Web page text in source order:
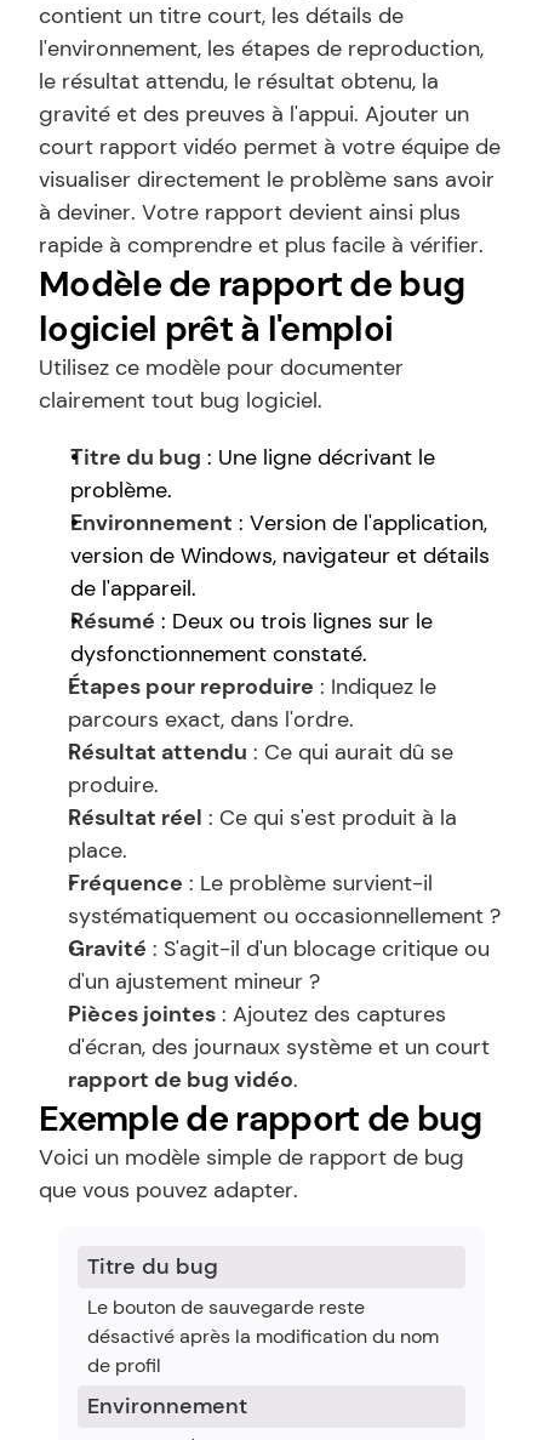
contient un titre court, les détails de
l'environnement, les étapes de reproduction,
le résultat attendu, le résultat obtenu, la
gravité et des preuves à l'appui. Ajouter un
court rapport vidéo permet à votre équipe de
visualiser directement le problème sans avoir
à deviner. Votre rapport devient ainsi plus
rapide à comprendre et plus facile à vérifier.
Modèle de rapport de bug
logiciel prêt à l'emploi
Utilisez ce modèle pour documenter
clairement tout bug logiciel.
Titre du bug : Une ligne décrivant le
problème.
Environnement : Version de l'application,
version de Windows, navigateur et détails
de l'appareil.
Résumé : Deux ou trois lignes sur le
dysfonctionnement constaté.
Étapes pour reproduire : Indiquez le
parcours exact, dans l'ordre.
Résultat attendu : Ce qui aurait dû se
produire.
Résultat réel : Ce qui s'est produit à la
place.
Fréquence : Le problème survient-il
systématiquement ou occasionnellement ?
Gravité : S'agit-il d'un blocage critique ou
d'un ajustement mineur ?
Pièces jointes : Ajoutez des captures
rapport de bug vidéo.
Exemple de rapport de bug
Voici un modèle simple de rapport de bug
que vous pouvez adapter.
Titre du bug
Le bouton de sauvegarde reste
désactivé après la modification du nom
de profil
Environnement